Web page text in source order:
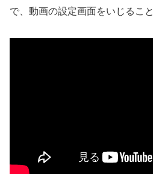
で、動画の設定画面をいじるこ